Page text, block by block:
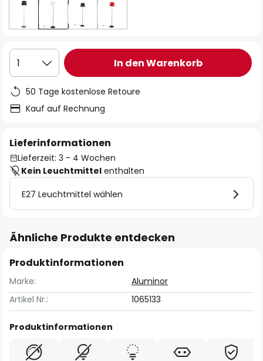
1 In den Warenkorb
50 Tage kostenlose Retoure
Kauf auf Rechnung
Lieferinformationen
Lieferzeit: 3 - 4 Wochen
Kein Leuchtmittel enthalten
E27 Leuchtmittel wählen
Ähnliche Produkte entdecken
Produktinformationen
Marke:
Aluminor
Artikel Nr.:
1065133
Produktinformationen